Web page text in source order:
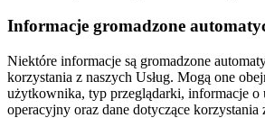
Informacje gromadzone
Niektóre informacje są gromadzone
korzystania z naszych Usług. Mogą one
użytkownika, typ przeglądarki, informacje o
operacyjny oraz dane dotyczące korzystania